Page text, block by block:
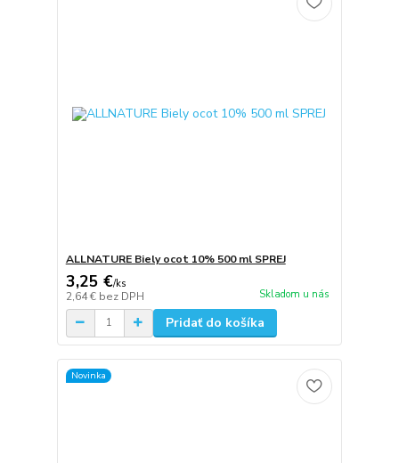
ALLNATURE Biely ocot 10% 500 ml SPREJ
3,25 €/ks
2,64 € bez DPH Skladom u nás
Pridať do košíka
Novinka